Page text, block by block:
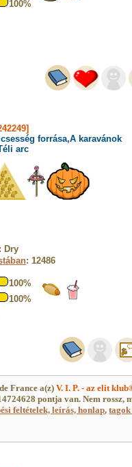
100%
forrása,A karavánok
arc
Dry
: 12486
100%
100%
France a(z)V. I. P. - az elit
pontja van. Nem rossz,
feltételek, leírás, honlap,